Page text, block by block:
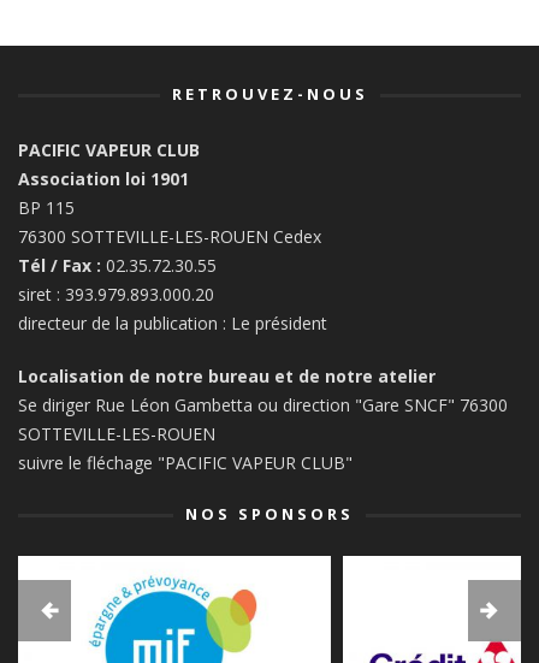
RETROUVEZ-NOUS
PACIFIC VAPEUR CLUB
Association loi 1901
BP 115
76300 SOTTEVILLE-LES-ROUEN Cedex
Tél / Fax : 02.35.72.30.55
siret : 393.979.893.000.20
directeur de la publication : Le président
Localisation de notre bureau et de notre atelier
Se diriger Rue Léon Gambetta ou direction "Gare SNCF" 76300
SOTTEVILLE-LES-ROUEN
suivre le fléchage "PACIFIC VAPEUR CLUB"
NOS SPONSORS